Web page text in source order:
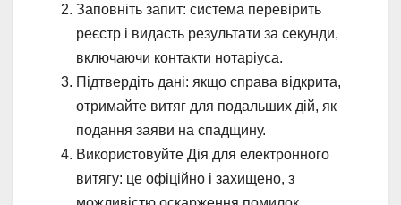
Заповніть запит: система перевірить
реєстр і видасть результати за секунди,
включаючи контакти нотаріуса.
Підтвердіть дані: якщо справа відкрита,
отримайте витяг для подальших дій, як
подання заяви на спадщину.
Використовуйте Дія для електронного
витягу: це офіційно і захищено, з